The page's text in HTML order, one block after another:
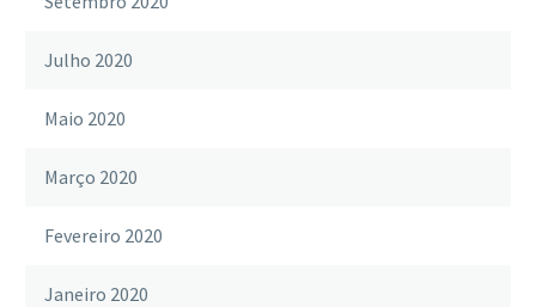
Julho 2020
Maio 2020
Março 2020
Fevereiro 2020
Janeiro 2020